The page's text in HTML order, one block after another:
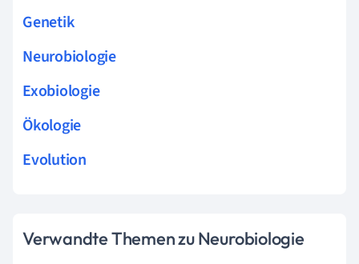
Genetik
Neurobiologie
Exobiologie
Ökologie
Evolution
Verwandte Themen zu Neurobiologie